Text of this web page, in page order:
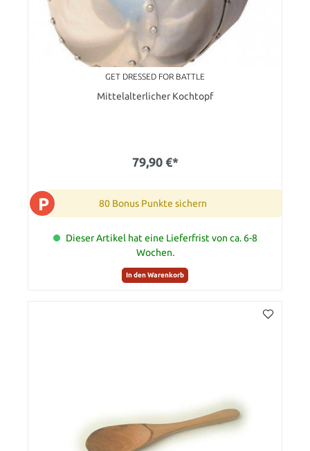
GET DRESSED FOR BATTLE
Mittelalterlicher Kochtopf
79,90 €*
P 80 Bonus Punkte sichern
Dieser Artikel hat eine Lieferfrist von ca. 6-8
Wochen.
In den Warenkorb